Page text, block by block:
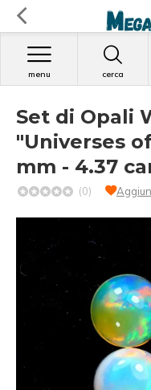
cerca
menu
Set di Opali
"Universes
mm - 4.37
(0)